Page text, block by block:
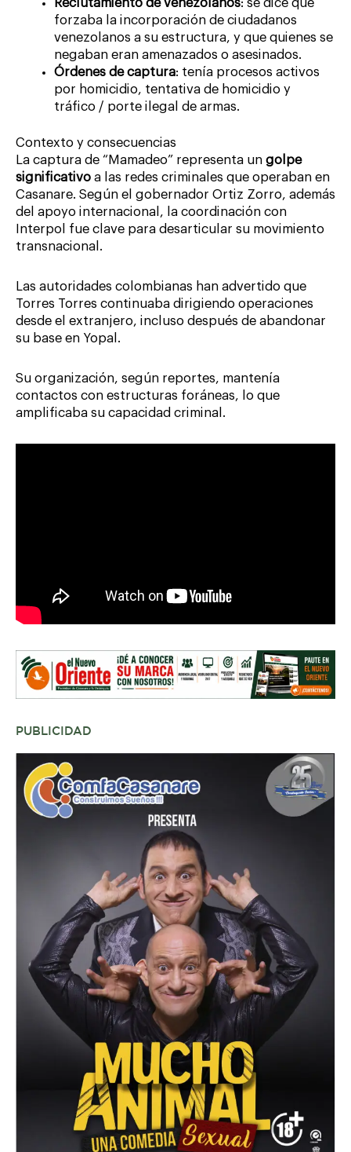
Reclutamiento de venezolanos: se dice que
forzaba la incorporación de ciudadanos
venezolanos a su estructura, y que quienes se
negaban eran amenazados o asesinados.
Órdenes de captura: tenía procesos activos
por homicidio, tentativa de homicidio y
tráfico / porte ilegal de armas.
Contexto y consecuencias
La captura de “Mamadeo” representa un golpe
significativo a las redes criminales que operaban en
Casanare. Según el gobernador Ortiz Zorro, además
del apoyo internacional, la coordinación con
Interpol fue clave para desarticular su movimiento
transnacional.
Las autoridades colombianas han advertido que
Torres Torres continuaba dirigiendo operaciones
desde el extranjero, incluso después de abandonar
su base en Yopal.
Su organización, según reportes, mantenía
contactos con estructuras foráneas, lo que
amplificaba su capacidad criminal.
PUBLICIDAD